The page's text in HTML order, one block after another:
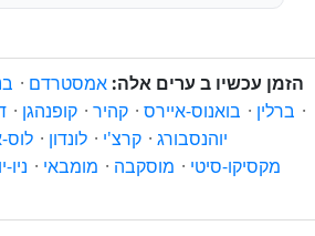
הזמן עכשיו ב ערים אלה: אמסטרדם ·
· ברלין · בואנוס-איירס · קהיר · קופנהגן ·
יוהנסבורג · קרצ'י · לונדון ·
מקסיקו-סיטי · מוסקבה · מומבאי ·